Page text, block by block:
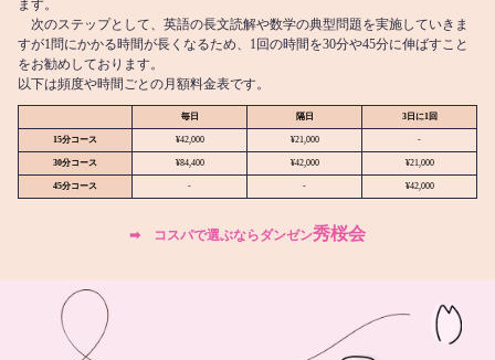
ます。
次のステップとして、英語の長文読解や数学の典型問題を実施していきま
すが1問にかかる時間が長くなるため、1回の時間を30分や45分に伸ばすこと
をお勧めしております。
以下は頻度や時間ごとの月額料金表です。
毎日 隔日 3日に1回
15分コース ¥42,000 ¥21,000 -
30分コース ¥84,400 ¥42,000 ¥21,000
45分コース - - ¥42,000
➡︎ コスパで選ぶならダンゼン秀桜会